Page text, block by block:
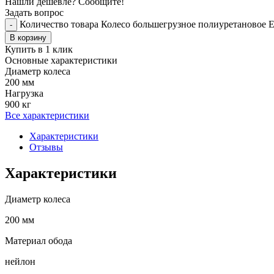
Задать вопрос
- Количество товара Колесо большегрузное полиуретановое
В корзину
Купить в 1 клик
Основные характеристики
Диаметр колеса
200 мм
Нагрузка
900 кг
Все характеристики
Характеристики
Отзывы
Характеристики
Диаметр колеса
200 мм
Материал обода
нейлон